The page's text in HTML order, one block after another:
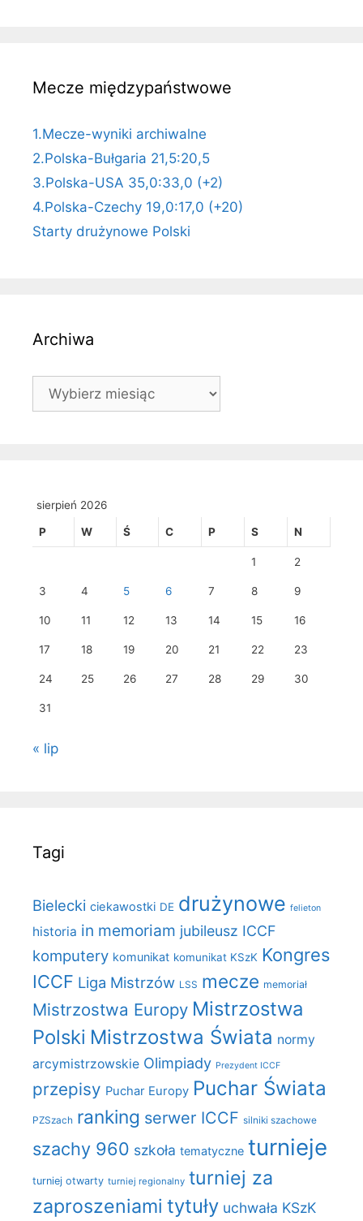
Mecze międzypaństwowe
1.Mecze-wyniki archiwalne
2.Polska-Bułgaria 21,5:20,5
3.Polska-USA 35,0:33,0 (+2)
4.Polska-Czechy 19,0:17,0 (+20)
Starty drużynowe Polski
Archiwa
Archiwa
sierpień 2026
P W Ś C P S N
1 2
3 4 5 6 7 8 9
10 11 12 13 14 15 16
17 18 19 20 21 22 23
24 25 26 27 28 29 30
31
« lip
Tagi
Bielecki ciekawostki DE drużynowe felieton
historia in memoriam jubileusz ICCF
komputery komunikat komunikat KSzK Kongres
ICCF Liga Mistrzów LSS mecze memoriał
Mistrzostwa Europy Mistrzostwa
Polski Mistrzostwa Świata normy
arcymistrzowskie Olimpiady Prezydent ICCF
przepisy Puchar Europy Puchar Świata
PZSzach ranking serwer ICCF silniki szachowe
szachy 960 szkoła tematyczne turnieje
turniej otwarty turniej regionalny turniej za
zaproszeniami tytuły uchwała KSzK